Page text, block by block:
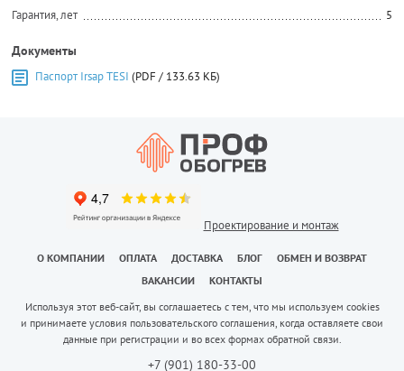
Гарантия, лет
5
Документы
Паспорт Irsap TESI (PDF / 133.63 КБ)
Проектирование и монтаж
О КОМПАНИИ ОПЛАТА ДОСТАВКА БЛОГ
ОБМЕН И ВОЗВРАТ
ВАКАНСИИ
КОНТАКТЫ
Используя этот веб-сайт, вы соглашаетесь с тем, что мы используем cookies
и принимаете условия пользовательского соглашения, когда оставляете свои
данные при регистрации и во всех формах обратной связи.
+7 (901) 180-33-00